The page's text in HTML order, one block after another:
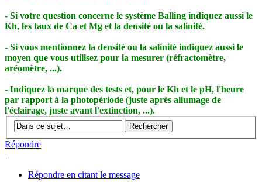
- Si votre question concerne le système Balling indiquez aussi le
Kh, les taux de Ca et Mg et la densité ou la salinité.
- Si vous mentionnez la densité ou la salinité indiquez aussi le
moyen que vous utilisez pour la mesurer (réfractomètre,
aréomètre, ...).
- Indiquez la marque des tests et, pour le Kh et le pH, l'heure
par rapport à la photopériode (juste après allumage de
l'éclairage, juste avant l'extinction, ...).
Répondre
Répondre en citant le message